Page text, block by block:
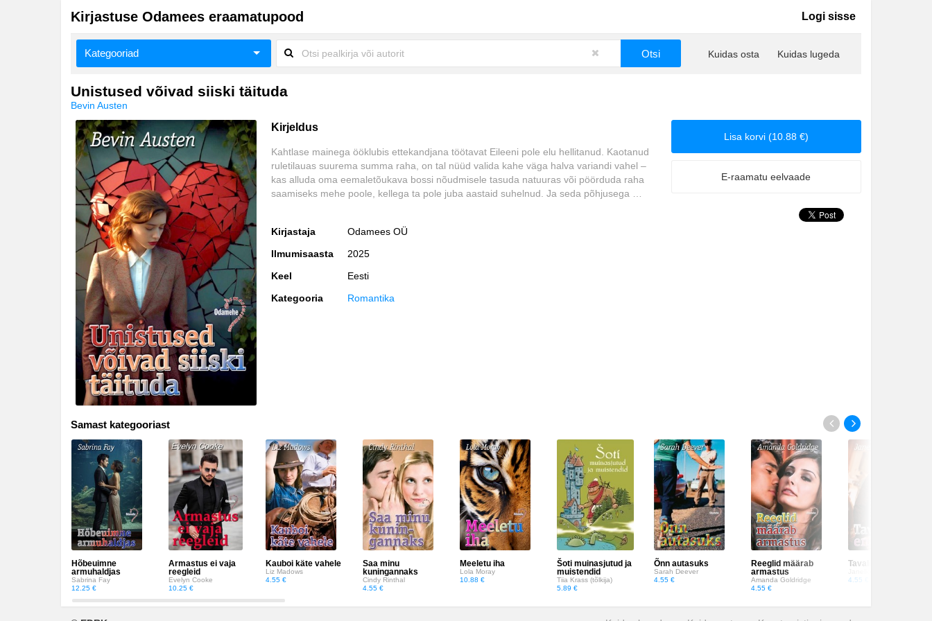
Kirjastuse Odamees eraamatupood Logi sisse
Kategooriad
Eneseabi ja vaimsus
Esoteerika
Huumor
Ilukirjandus
Kodu, pere, suhted
Lasteraamatud
Majandus
Meelelahutus
Muinasjutud
Romantika
Tervis ja elustiil
Väliskirjandus
Õudusjutud
Kuidas osta Kuidas lugeda
Unistused võivad siiski täituda
Bevin Austen
Lisa korvi (10.88 €)
E-raamatu eelvaade
Kirjeldus
Kahtlase mainega ööklubis ettekandjana töötavat Eileeni pole elu hellitanud. Kaotanud
ruletilauas suurema summa raha, on tal nüüd valida kahe väga halva variandi vahel –
kas alluda oma eemaletõukava bossi nõudmisele tasuda natuuras või pöörduda raha
saamiseks mehe poole, kellega ta pole juba aastaid suhelnud. Ja seda põhjusega …
Kirjastaja
Odamees OÜ
Ilmumisaasta
2025
Keel
Eesti
Kategooria
Romantika
Samast kategooriast
Hõbeuimne
armuhaldjas
Sabrina Fay
12.25 €
Armastus ei vaja
reegleid
Evelyn Cooke
10.25 €
Kauboi käte vahele
Liz Madows
4.55 €
Saa minu
kuningannaks
Cindy Rinthal
4.55 €
Meeletu iha
Lola Moray
10.88 €
Šoti muinasjutud ja
muistendid
Tiia Krass (tõlkija)
5.89 €
Õnn autasuks
Sarah Deever
4.55 €
Reeglid määrab
armastus
Amanda Goldridge
4.55 €
Tavaline, ent armas
4.55 €